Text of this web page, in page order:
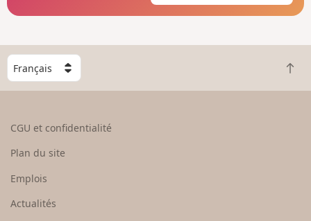
C
h
o
e
u
R
e
CGU et confidentialité
Plan du site
Emplois
Actualités